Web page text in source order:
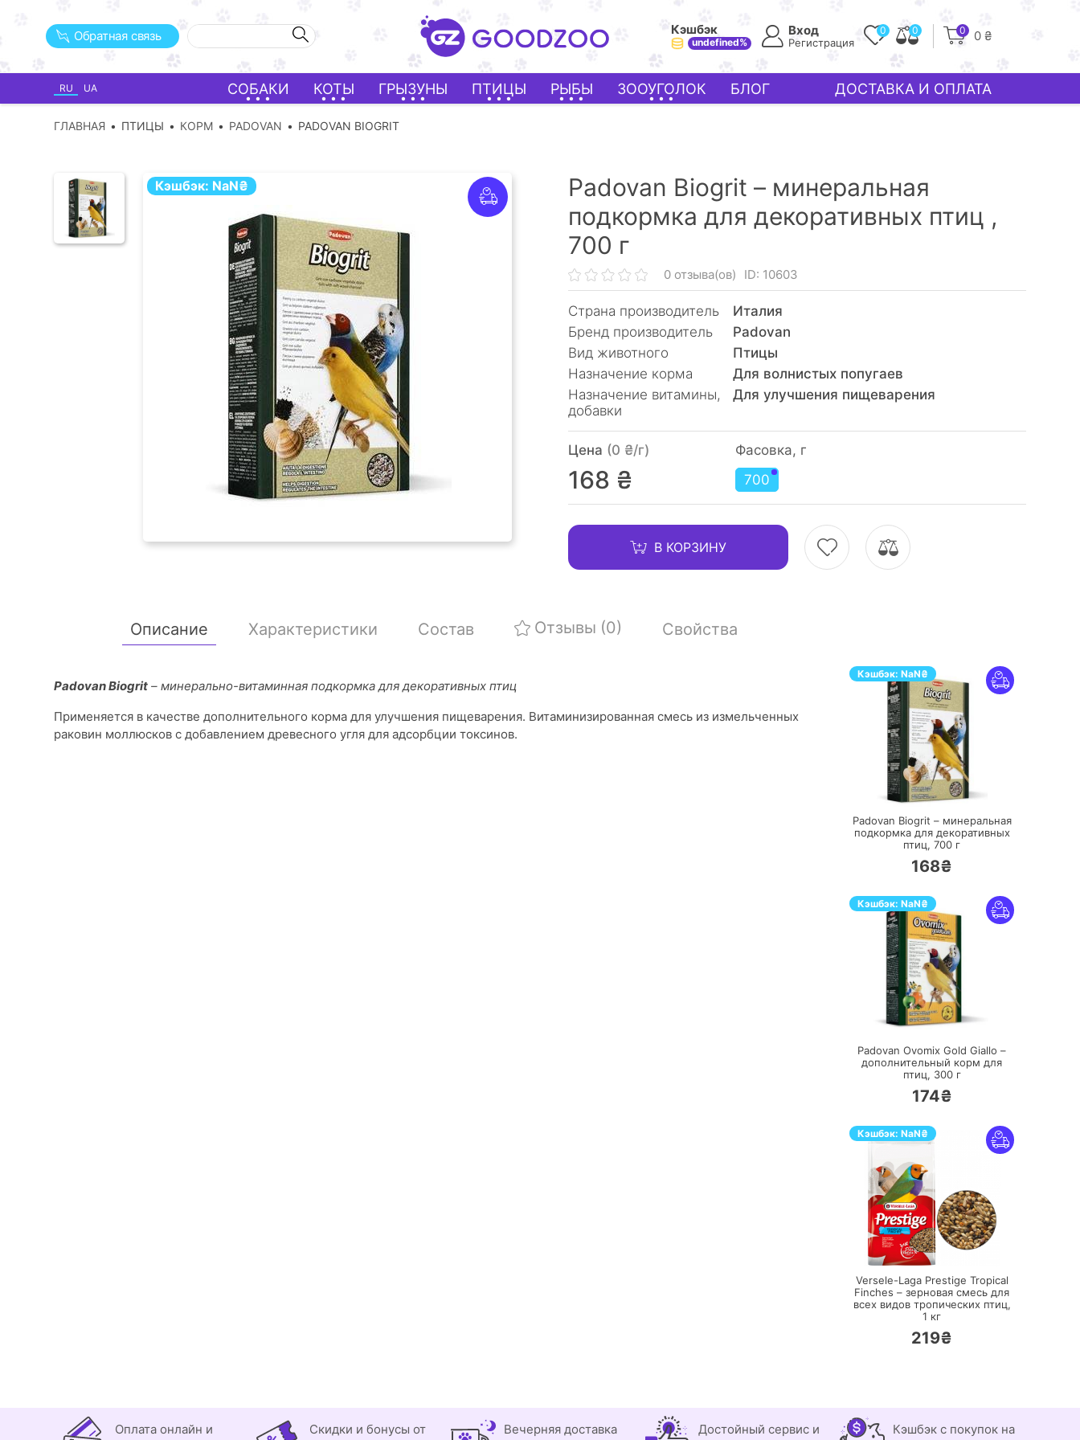
Обратная связь Кэшбэк
undefined%
Вход
Регистрация
0 0 0 0 ₴
RU UA СОБАКИ КОТЫ ГРЫЗУНЫ ПТИЦЫ РЫБЫ ЗООУГОЛОК БЛОГ ДОСТАВКА И ОПЛАТА
ГЛАВНАЯ ПТИЦЫ КОРМ PADOVAN PADOVAN BIOGRIT
Кэшбэк: NaN₴
Padovan Biogrit – минеральная
подкормка для декоративных птиц ,
700 г
0 отзыва(ов) ID: 10603
Страна производитель
Италия
Бренд производитель
Padovan
Вид животного
Птицы
Назначение корма
Для волнистых попугаев
Назначение витамины,
добавки
Для улучшения пищеварения
Цена (0 ₴/г)
168 ₴
Фасовка, г
700
В КОРЗИНУ
Описание Характеристики Состав Отзывы (0) Свойства
Padovan Biogrit – минерально-витаминная подкормка для декоративных птиц
Применяется в качестве дополнительного корма для улучшения пищеварения. Витаминизированная смесь из измельченных
раковин моллюсков с добавлением древесного угля для адсорбции токсинов.
Кэшбэк: NaN₴
ПЕРЕЙТИ
Padovan Biogrit – минеральная
подкормка для декоративных
птиц, 700 г
168₴
Кэшбэк: NaN₴
ПЕРЕЙТИ
Padovan Ovomix Gold Giallo –
дополнительный корм для
птиц, 300 г
174₴
Кэшбэк: NaN₴
ПЕРЕЙТИ
Versele-Laga Prestige Tropical
Finches – зерновая смесь для
всех видов тропических птиц,
1 кг
219₴
Оплата онлайн и
Скидки и бонусы от
Вечерняя доставка
Достойный сервис и
Кэшбэк с покупок на